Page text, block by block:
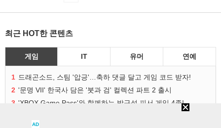
최근 HOT한 콘텐츠
게임 IT 유머 연예
1 드래곤소드, 스팀 '압긍'…축하 댓글 달고 게임 코드 받자!
2 '문명 VII' 한국사 담은 '붓과 검' 컬렉션 파트 2 출시
3 'XBOX Game Pass'와 함께하는 방구석 피서 게임 4종!
AD